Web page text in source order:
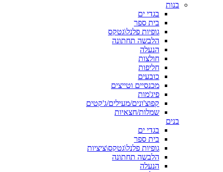
בנות
בגדי ים
בית ספר
גופיות פלנל\גטקס
הלבשה תחתונה
הנעלה
חולצות
חליפות
כובעים
מכנסיים וטייצים
פיג'מות
קפוצ'ונים/מעילים/ג'קטים
שמלות/חצאיות
בנים
בגדי ים
בית ספר
גופיות פלנל\גטקס\ציציות
הלבשה תחתונה
הנעלה